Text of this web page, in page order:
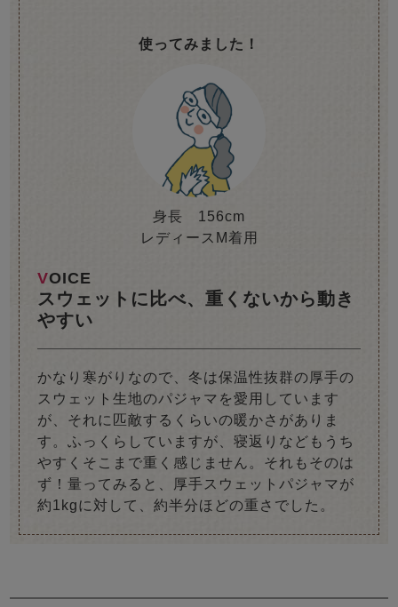
使ってみました！
身長 156cm
レディースM着用
VOICE
スウェットに比べ、重くないから動き
やすい
かなり寒がりなので、冬は保温性抜群の厚手の
スウェット生地のパジャマを愛用しています
が、それに匹敵するくらいの暖かさがありま
す。ふっくらしていますが、寝返りなどもうち
やすくそこまで重く感じません。それもそのは
ず！量ってみると、厚手スウェットパジャマが
約1kgに対して、約半分ほどの重さでした。